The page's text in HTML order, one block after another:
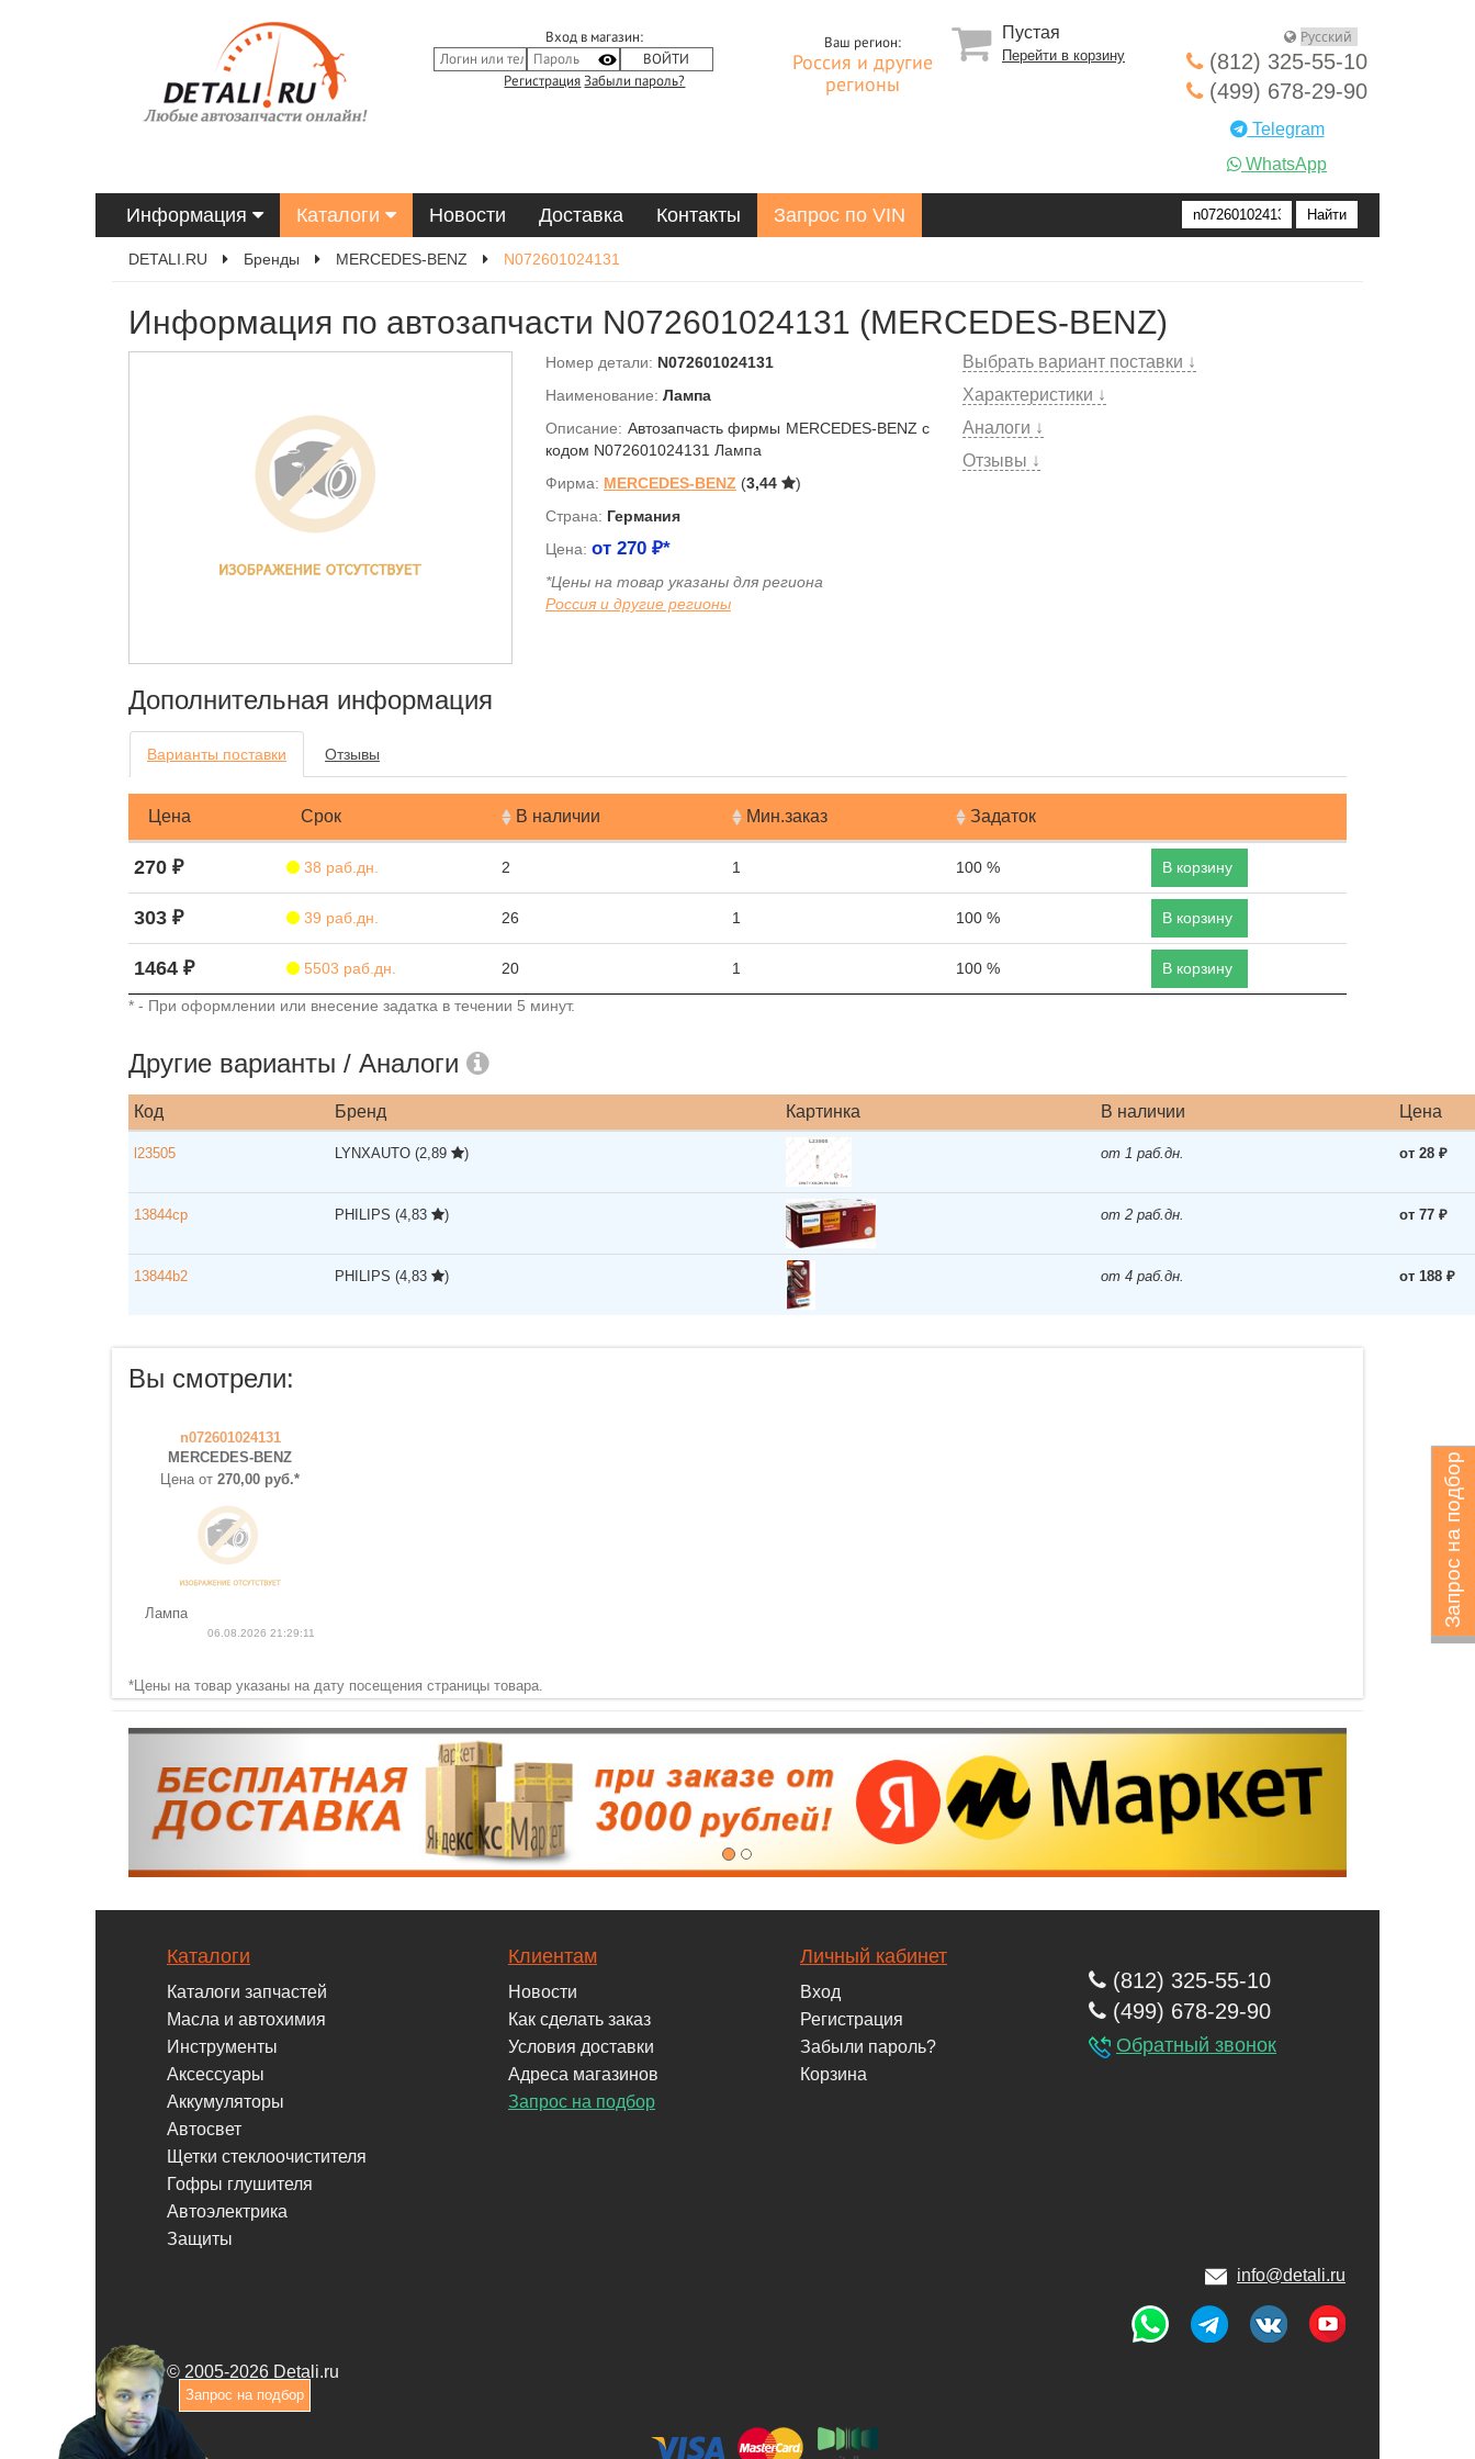
Запрос на подбор
Запрос на подбор
Вход в магазин:
Регистрация Забыли пароль?
Ваш регион:
Россия и другие
регионы
Пустая
Перейти в корзину
(812) 325-55-10
(499) 678-29-90
Telegram
WhatsApp
Информация Каталоги Новости Доставка Контакты Запрос по VIN
DETALI.RU Бренды MERCEDES-BENZ N072601024131
Информация по автозапчасти N072601024131 (MERCEDES-BENZ)
Номер детали: N072601024131
Наименование: Лампа
Описание: Автозапчасть фирмы MERCEDES-BENZ с
кодом N072601024131 Лампа
Фирма: MERCEDES-BENZ (3,44
)
Страна: Германия
Цена: от 270 ₽*
*Цены на товар указаны для региона
Россия и другие регионы
Выбрать вариант поставки ↓
Характеристики ↓
Аналоги ↓
Отзывы ↓
Дополнительная информация
Варианты поставки Отзывы
Цена Срок В наличии Мин.заказ Задаток
270 ₽ 38 раб.дн. 2 1 100 % В корзину
303 ₽ 39 раб.дн. 26 1 100 % В корзину
1464 ₽ 5503 раб.дн. 20 1 100 % В корзину
* - При оформлении или внесение задатка в течении 5 минут.
Другие варианты / Аналоги
Код Бренд Картинка В наличии Цена
l23505 LYNXAUTO (2,89 ) от 1 раб.дн. от 28 ₽
13844cp PHILIPS (4,83 ) от 2 раб.дн. от 77 ₽
13844b2 PHILIPS (4,83 ) от 4 раб.дн. от 188 ₽
Вы смотрели:
n072601024131
MERCEDES-BENZ
Цена от 270,00 руб.*
Лампа
06.08.2026 21:29:11
*Цены на товар указаны на дату посещения страницы товара.
Каталоги
Каталоги запчастей
Масла и автохимия
Инструменты
Аксессуары
Аккумуляторы
Автосвет
Щетки стеклоочистителя
Гофры глушителя
Автоэлектрика
Защиты
Клиентам
Новости
Как сделать заказ
Условия доставки
Адреса магазинов
Запрос на подбор
Личный кабинет
Вход
Регистрация
Забыли пароль?
Корзина
(812) 325-55-10
(499) 678-29-90
Обратный звонок
info@detali.ru
© 2005-2026 Detali.ru